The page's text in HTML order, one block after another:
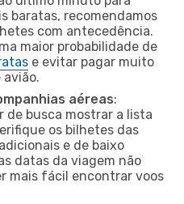
baratas, recomendamos
com antecedência.
maior probabilidade de
e evitar pagar muito
avião.
aéreas:
de busca mostrar a lista
os bilhetes das
e de baixo
datas da viagem não
mais fácil encontrar voos